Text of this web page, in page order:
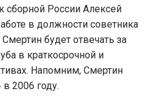
России Алексей
в должности советника
будет отвечать за
в краткосрочной и
Напомним, Смертин
2006 году.